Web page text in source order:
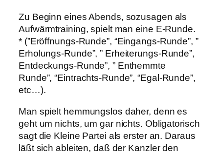
Zu Beginn eines Abends, sozusagen als
Aufwärmtraining, spielt man eine E-Runde.
* (”Eröffnungs-Runde”, “Eingangs-Runde”, ”
Erholungs-Runde”, ” Erheiterungs-Runde”,
Entdeckungs-Runde”, ” Enthemmte
Runde”, “Eintrachts-Runde”, “Egal-Runde”,
etc…).
Man spielt hemmungslos daher, denn es
geht um nichts, um gar nichts. Obligatorisch
sagt die Kleine Partei als erster an. Daraus
läßt sich ableiten, daß der Kanzler den